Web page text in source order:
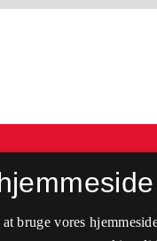
bruge vores